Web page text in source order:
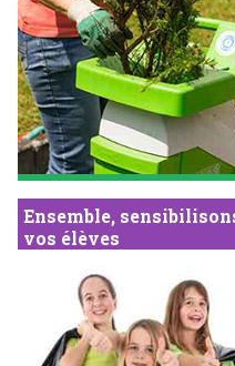
Ensemble,
vos élèves